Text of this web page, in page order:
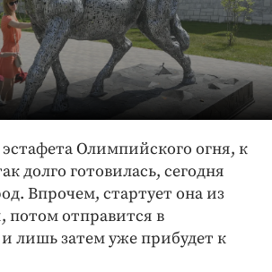
Олимпийского огня, к
долго готовилась, сегодня
Впрочем, стартует она из
отправится в
лишь затем уже прибудет к